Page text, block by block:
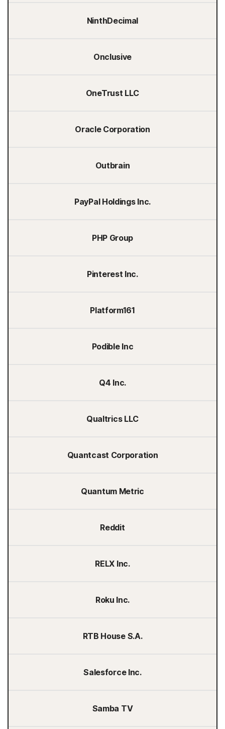
NinthDecimal
Onclusive
OneTrust LLC
Oracle Corporation
Outbrain
PayPal Holdings Inc.
PHP Group
Pinterest Inc.
Platform161
Podible Inc
Q4 Inc.
Qualtrics LLC
Quantcast Corporation
Quantum Metric
Reddit
RELX Inc.
Roku Inc.
RTB House S.A.
Salesforce Inc.
Samba TV